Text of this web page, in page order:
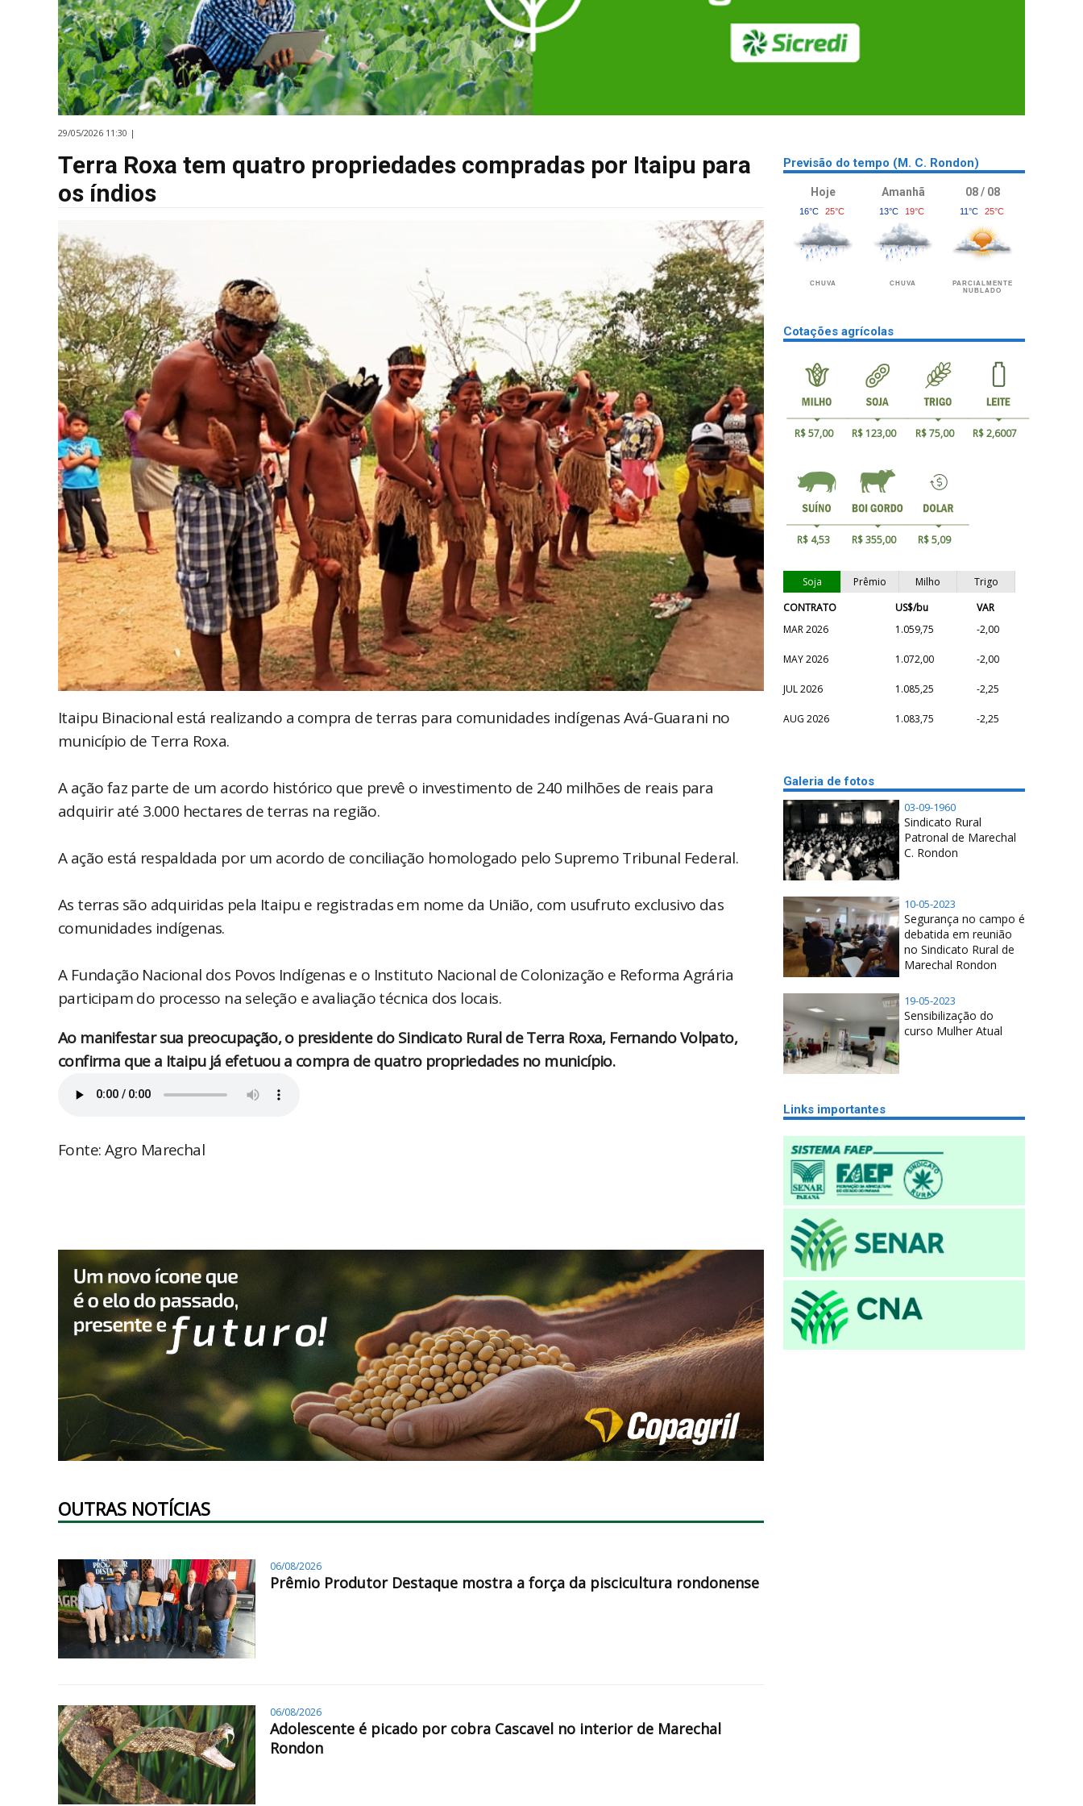
29/05/2026 11:30 |
Terra Roxa tem quatro propriedades compradas por Itaipu para
os índios
Itaipu Binacional está realizando a compra de terras para comunidades indígenas Avá-Guarani no
município de Terra Roxa.
A ação faz parte de um acordo histórico que prevê o investimento de 240 milhões de reais para
adquirir até 3.000 hectares de terras na região.
A ação está respaldada por um acordo de conciliação homologado pelo Supremo Tribunal Federal.
As terras são adquiridas pela Itaipu e registradas em nome da União, com usufruto exclusivo das
comunidades indígenas.
A Fundação Nacional dos Povos Indígenas e o Instituto Nacional de Colonização e Reforma Agrária
participam do processo na seleção e avaliação técnica dos locais.
Ao manifestar sua preocupação, o presidente do Sindicato Rural de Terra Roxa, Fernando Volpato,
confirma que a Itaipu já efetuou a compra de quatro propriedades no município.
Fonte: Agro Marechal
OUTRAS NOTÍCIAS
06/08/2026
Prêmio Produtor Destaque mostra a força da piscicultura rondonense
06/08/2026
Adolescente é picado por cobra Cascavel no interior de Marechal
Rondon
Previsão do tempo (M. C. Rondon)
Hoje
16°C 25°C
CHUVA
Amanhã
13°C 19°C
CHUVA
08 / 08
11°C 25°C
PARCIALMENTE
NUBLADO
Cotações agrícolas
R$ 57,00 R$ 123,00 R$ 75,00 R$ 2,6007
R$ 4,53 R$ 355,00 R$ 5,09
Soja Prêmio Milho
Trigo
CONTRATO
US$/bu
VAR
MAR 2026
1.059,75 -2,00
MAY 2026 1.072,00 -2,00
JUL 2026 1.085,25 -2,25
AUG 2026 1.083,75 -2,25
Galeria de fotos
03-09-1960
Sindicato Rural
Patronal de Marechal
C. Rondon
10-05-2023
Segurança no campo é
debatida em reunião
no Sindicato Rural de
Marechal Rondon
19-05-2023
Sensibilização do
curso Mulher Atual
Links importantes